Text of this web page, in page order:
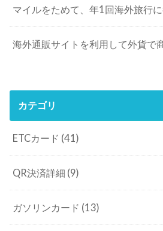
マイルをためて、年1回海外旅行
海外通販サイトを利用して外貨で
カテゴリ
ETCカード (41)
QR決済詳細 (9)
ガソリンカード (13)